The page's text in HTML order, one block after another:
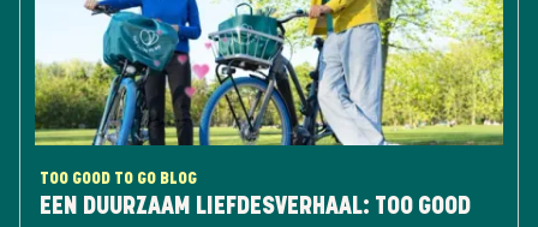
TOO GOOD TO GO BLOG
EEN DUURZAAM LIEFDESVERHAAL: TOO GOOD